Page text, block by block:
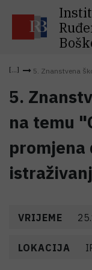
5. Znanstvena
5.
na temu
promjena
VRIJEME
LOKACIJA